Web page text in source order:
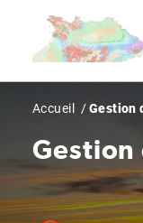
contenu
Fil
Accueil Gestion
Gestion